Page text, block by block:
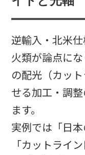
逆輸入・北米
火類が論点に
の配光（カッ
せる加工・調
ます。
実例では「日
「カットライ